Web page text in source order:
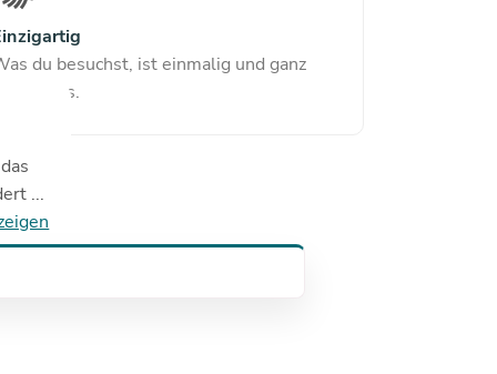
du besuchst, ist einmalig und ganz
besonders.
...